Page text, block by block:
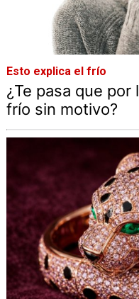
Esto explica el frío
¿Te pasa que
frío sin motivo?